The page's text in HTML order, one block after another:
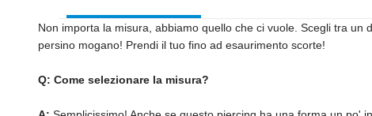
Non importa la misura, abbiamo quello che ci vuole. Scegli tra
persino mogano! Prendi il tuo fino ad esaurimento scorte!
Q: Come selezionare la misura?